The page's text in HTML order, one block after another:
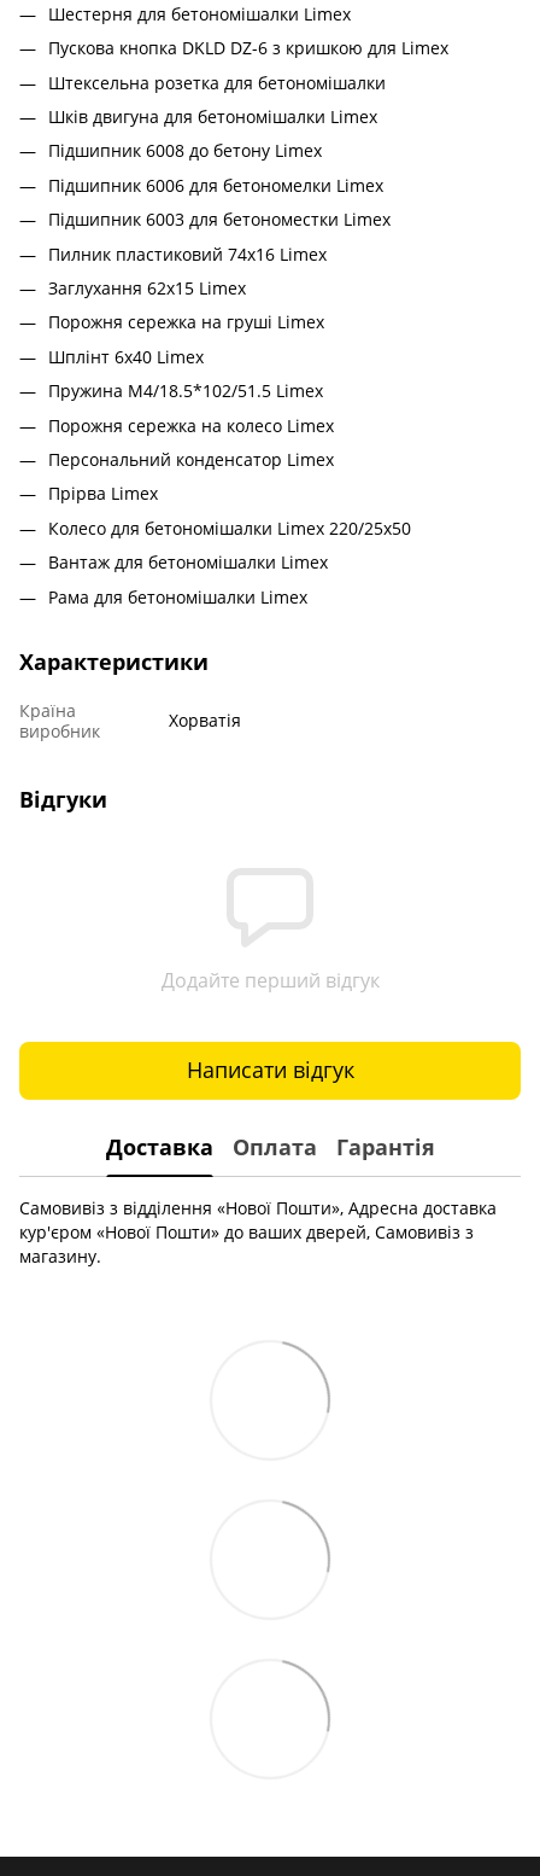
Шестерня для бетономішалки Limex
Пускова кнопка DKLD DZ-6 з кришкою для Limex
Штексельна розетка для бетономішалки
Шків двигуна для бетономішалки Limex
Підшипник 6008 до бетону Limex
Підшипник 6006 для бетономелки Limex
Підшипник 6003 для бетономестки Limex
Пилник пластиковий 74х16 Limex
Заглухання 62x15 Limex
Порожня сережка на груші Limex
Шплінт 6x40 Limex
Пружина M4/18.5*102/51.5 Limex
Порожня сережка на колесо Limex
Персональний конденсатор Limex
Прірва Limex
Колесо для бетономішалки Limex 220/25x50
Вантаж для бетономішалки Limex
Рама для бетономішалки Limex
Характеристики
Країна
виробник
Хорватія
Відгуки
Додайте перший відгук
Написати відгук
Доставка Оплата Гарантія
Самовивіз з відділення «Нової Пошти», Адресна доставка
кур'єром «Нової Пошти» до ваших дверей, Самовивіз з
магазину.